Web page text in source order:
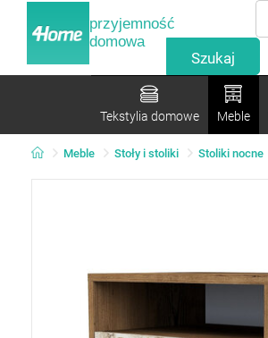
przyjemność
domowa
Tekstylia domowe Meble
Meble Stoły i stoliki Stoliki nocne